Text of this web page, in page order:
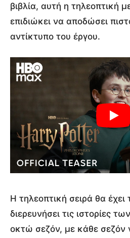
βιβλία, αυτή η τηλεοπτική
επιδιώκει να αποδώσει
αντίκτυπο του έργου.
Η τηλεοπτική σειρά θα
διερευνήσει τις ιστορίες
οκτώ σεζόν, με κάθε σεζόν